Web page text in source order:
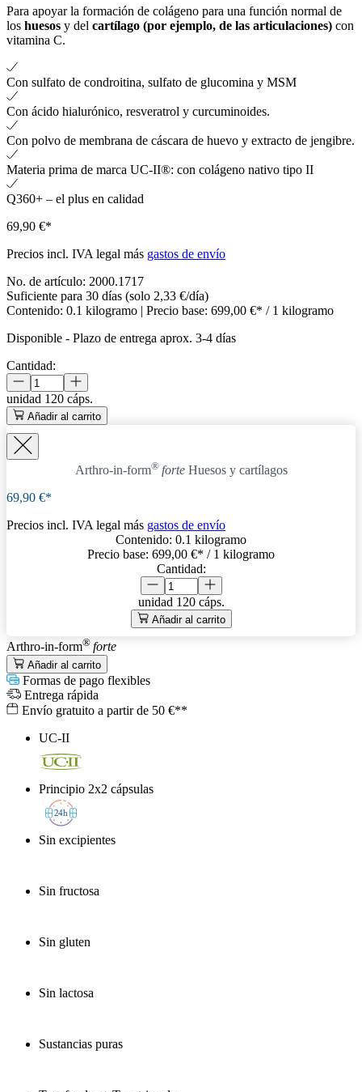
Para apoyar la formación de colágeno para una función normal de
los huesos y del cartílago (por ejemplo, de las articulaciones) con
vitamina C.
Con sulfato de condroitina, sulfato de glucomina y MSM
Con ácido hialurónico, resveratrol y curcuminoides.
Con polvo de membrana de cáscara de huevo y extracto de jengibre.
Materia prima de marca UC-II®: con colágeno nativo tipo II
Q360+ – el plus en calidad
69,90 €*
Precios incl. IVA legal más gastos de envío
No. de artículo: 2000.1717
Suficiente para 30 días (solo 2,33 €/día)
Contenido: 0.1 kilogramo | Precio base: 699,00 €* / 1 kilogramo
Disponible - Plazo de entrega aprox. 3-4 días
Cantidad:
unidad 120 cáps.
Añadir al carrito
Arthro-in-form® forte Huesos y cartílagos
69,90 €*
Precios incl. IVA legal más gastos de envío
Contenido: 0.1 kilogramo
Precio base: 699,00 €* / 1 kilogramo
Cantidad:
unidad 120 cáps.
Añadir al carrito
Arthro-in-form® forte
Añadir al carrito
Formas de pago flexibles
Entrega rápida
Envío gratuito a partir de 50 €**
UC-II
Principio 2x2 cápsulas
24h
Sin excipientes
Sin fructosa
Sin gluten
Sin lactosa
Sustancias puras